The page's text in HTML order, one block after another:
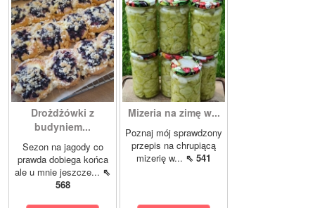
Drożdżówki z
budyniem...
Sezon na jagody co
prawda dobiega końca
ale u mnie jeszcze... ⇖
568
Mizeria na zimę w...
Poznaj mój sprawdzony
przepis na chrupiącą
mizerię w... ⇖ 541